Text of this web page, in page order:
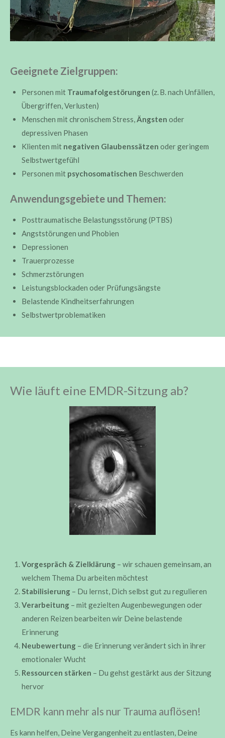
Geeignete Zielgruppen:
Personen mit Traumafolgestörungen (z. B. nach Unfällen,
Übergriffen, Verlusten)
Menschen mit chronischem Stress,Ängsten oder
depressiven Phasen
Klienten mit negativen Glaubenssätzen oder geringem
Selbstwertgefühl
Personen mit psychosomatischen Beschwerden
Anwendungsgebiete und Themen:
Posttraumatische Belastungsstörung (PTBS)
Angststörungen und Phobien
Depressionen
Trauerprozesse
Schmerzstörungen
Leistungsblockaden oder Prüfungsängste
Belastende Kindheitserfahrungen
Selbstwertproblematiken
Wie läuft eine EMDR-Sitzung ab?
Vorgespräch & Zielklärung– wir schauen gemeinsam, an
welchem Thema Du arbeiten möchtest
Stabilisierung– Du lernst, Dich selbst gut zu regulieren
Verarbeitung– mit gezielten Augenbewegungen oder
anderen Reizen bearbeiten wir Deine belastende
Erinnerung
Neubewertung– die Erinnerung verändert sich in ihrer
emotionaler Wucht
Ressourcen stärken – Du gehst gestärkt aus der Sitzung
hervor
EMDR kann mehr als nur Trauma auflösen!
Es kann helfen, Deine Vergangenheit zu entlasten, Deine